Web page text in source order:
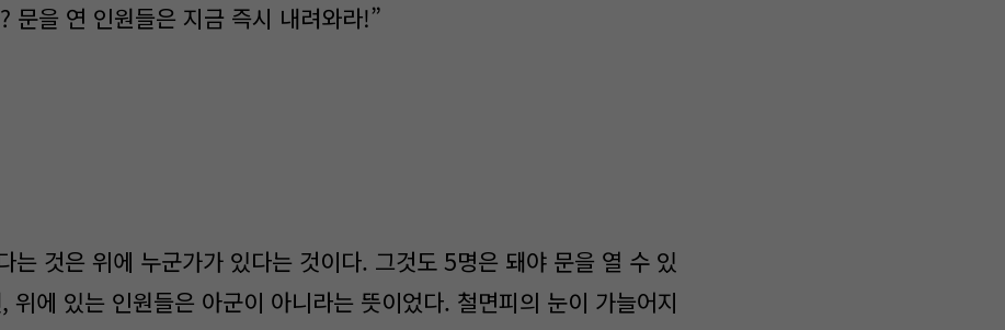
문을 연 인원들은 지금 즉시 내려와라!”
는 것은 위에 누군가가 있다는 것이다. 그것도 5명은 돼야 문을 열 수 있
위에 있는 인원들은 아군이 아니라는 뜻이었다. 철면피의 눈이 가늘어지